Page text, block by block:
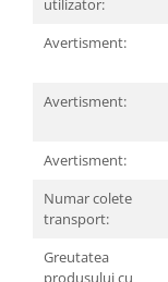
Biciclete copii cu
Biciclete copii cu
Biciclete cu roti 24
Biciclete cu roti 26
Biciclete cu roti 27
utilizator:
Avertisment:
Avertisment:
Avertisment:
Numar colete
transport:
Greutatea
produsului cu